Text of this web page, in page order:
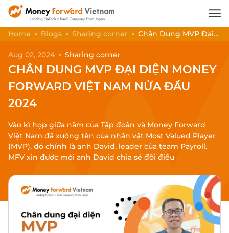
Home Blogs Sharing corner
Chân Dung MVP Đại
Aug 02, 2024
Sharing corner
CHÂN DUNG MVP ĐẠI DIỆN MONEY
FORWARD VIỆT NAM NỬA ĐẦU
2024
Vào kì họp giữa năm của Tập đoàn và Money Forward
Việt Nam đã xướng tên của nhân vật Most Valued Player
(MVP), đó chính là anh David, leader của team Payroll.
MFV xin được mời anh David chia sẻ đôi điều